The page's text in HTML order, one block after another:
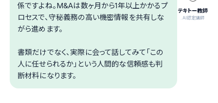
テキトー教師
.AI認定講師
係ですよね。M&Aは数ヶ月から1年以上かかるプ
ロセスで、守秘義務の高い機密情報を共有しな
がら進めます。
書類だけでなく、実際に会って話してみて「この
人に任せられるか」という人間的な信頼感も判
断材料になります。